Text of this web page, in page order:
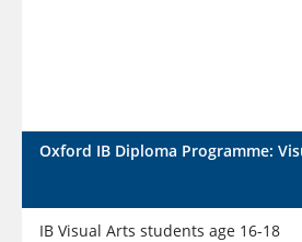
Oxford IB Diploma Programme:
IB Visual Arts students age 16-18